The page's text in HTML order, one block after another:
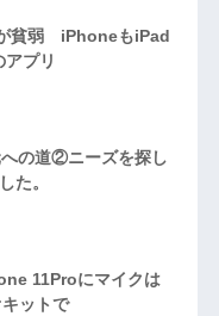
貧弱 iPhoneもiPad
プリ
の道②ニーズを探し
た。
11Proにマイクは
ットで